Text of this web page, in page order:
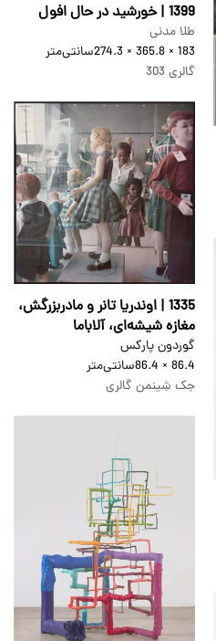
1399 | خورشید در حال افول
طلا مدنی
183 × 365.8 × 274.3
سانتی‌متر
گالری 303
1335 | اوندریا تانر و مادربزرگش،
مغازه شیشه‌ای، آلاباما
گوردون پارکس
86.4 × 86.4
سانتی‌متر
جک شِینمن گالری